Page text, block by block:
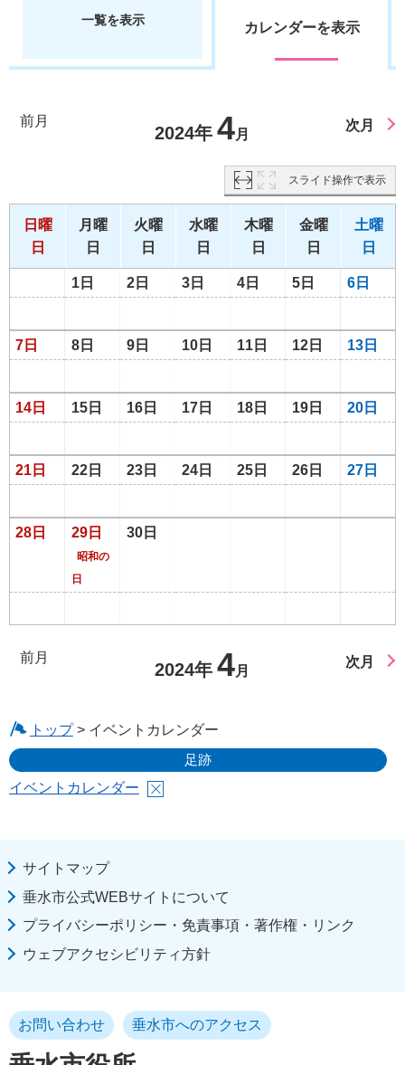
一覧を表示 カレンダーを表示
前月
2024年 4月
次月
スライド操作で表示
日曜
日
月曜
日
火曜
日
水曜
日
木曜
日
金曜
日
土曜
日
1日 2日 3日 4日 5日 6日
7日 8日 9日 10日 11日 12日 13日
14日 15日 16日 17日 18日 19日 20日
21日 22日 23日 24日 25日 26日 27日
28日 29日
昭和の
日
30日
前月
2024年 4月
次月
トップ> イベントカレンダー
足跡
イベントカレンダー
サイトマップ
垂水市公式WEBサイトについて
プライバシーポリシー・免責事項・著作権・リンク
ウェブアクセシビリティ方針
お問い合わせ 垂水市へのアクセス